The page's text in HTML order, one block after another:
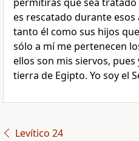
es rescatado durante
tanto él como sus hijos
sólo a mí me pertenecen
ellos son mis siervos,
tierra de Egipto. Yo soy el
Levítico 24